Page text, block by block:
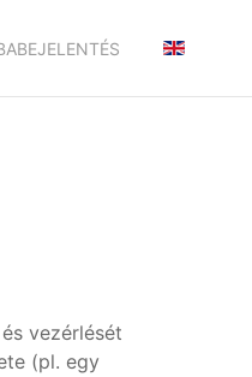
vezérlését
(pl. egy